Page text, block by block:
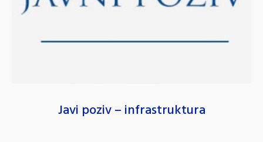
Javi poziv – infrastruktura